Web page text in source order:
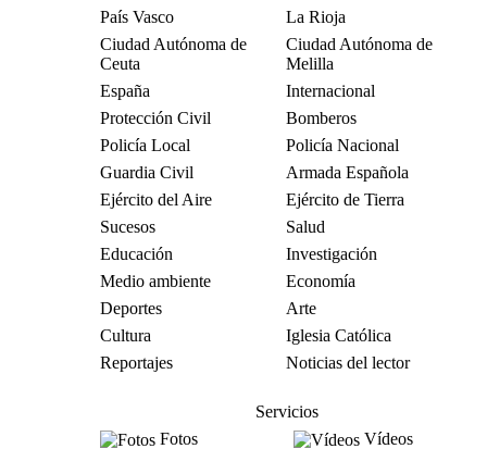
País Vasco
La Rioja
Ciudad Autónoma de
Ceuta
Ciudad Autónoma de
Melilla
España
Internacional
Protección Civil
Bomberos
Policía Local
Policía Nacional
Guardia Civil
Armada Española
Ejército del Aire
Ejército de Tierra
Sucesos
Salud
Educación
Investigación
Medio ambiente
Economía
Deportes
Arte
Cultura
Iglesia Católica
Reportajes
Noticias del lector
Servicios
Fotos
Vídeos